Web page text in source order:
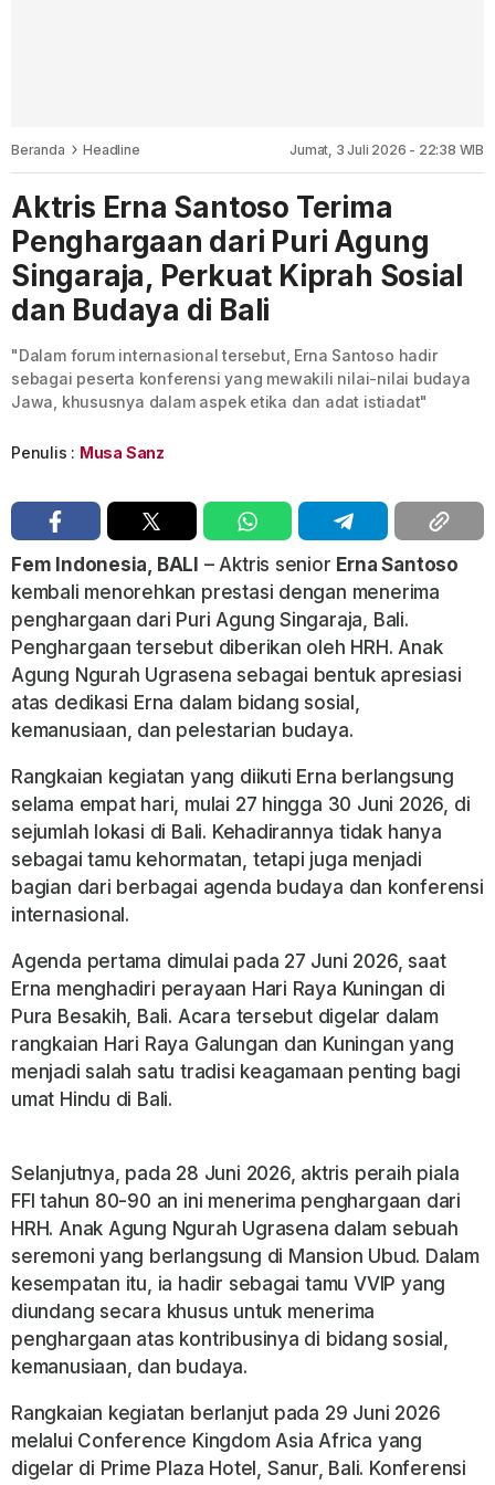
Beranda Headline Jumat, 3 Juli 2026 - 22:38 WIB
Aktris Erna Santoso Terima
Penghargaan dari Puri Agung
Singaraja, Perkuat Kiprah Sosial
dan Budaya di Bali
"Dalam forum internasional tersebut, Erna Santoso hadir
sebagai peserta konferensi yang mewakili nilai-nilai budaya
Jawa, khususnya dalam aspek etika dan adat istiadat"
Penulis : Musa Sanz
Fem Indonesia, BALI – Aktris senior Erna Santoso
kembali menorehkan prestasi dengan menerima
penghargaan dari Puri Agung Singaraja, Bali.
Penghargaan tersebut diberikan oleh HRH. Anak
Agung Ngurah Ugrasena sebagai bentuk apresiasi
atas dedikasi Erna dalam bidang sosial,
kemanusiaan, dan pelestarian budaya.
Rangkaian kegiatan yang diikuti Erna berlangsung
selama empat hari, mulai 27 hingga 30 Juni 2026, di
sejumlah lokasi di Bali. Kehadirannya tidak hanya
sebagai tamu kehormatan, tetapi juga menjadi
bagian dari berbagai agenda budaya dan konferensi
internasional.
Agenda pertama dimulai pada 27 Juni 2026, saat
Erna menghadiri perayaan Hari Raya Kuningan di
Pura Besakih, Bali. Acara tersebut digelar dalam
rangkaian Hari Raya Galungan dan Kuningan yang
menjadi salah satu tradisi keagamaan penting bagi
umat Hindu di Bali.
Selanjutnya, pada 28 Juni 2026, aktris peraih piala
FFI tahun 80-90 an ini menerima penghargaan dari
HRH. Anak Agung Ngurah Ugrasena dalam sebuah
seremoni yang berlangsung di Mansion Ubud. Dalam
kesempatan itu, ia hadir sebagai tamu VVIP yang
diundang secara khusus untuk menerima
penghargaan atas kontribusinya di bidang sosial,
kemanusiaan, dan budaya.
Rangkaian kegiatan berlanjut pada 29 Juni 2026
melalui Conference Kingdom Asia Africa yang
digelar di Prime Plaza Hotel, Sanur, Bali. Konferensi